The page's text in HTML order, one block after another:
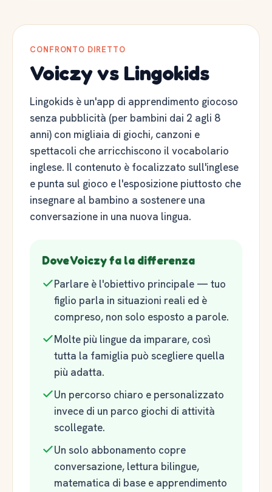
CONFRONTO DIRETTO
Voiczy vs Lingokids
Lingokids è un'app di apprendimento giocoso
senza pubblicità (per bambini dai 2 agli 8
anni) con migliaia di giochi, canzoni e
spettacoli che arricchiscono il vocabolario
inglese. Il contenuto è focalizzato sull'inglese
e punta sul gioco e l'esposizione piuttosto che
insegnare al bambino a sostenere una
conversazione in una nuova lingua.
Dove Voiczy fa la differenza
Parlare è l'obiettivo principale — tuo
figlio parla in situazioni reali ed è
compreso, non solo esposto a parole.
Molte più lingue da imparare, così
tutta la famiglia può scegliere quella
più adatta.
Un percorso chiaro e personalizzato
invece di un parco giochi di attività
scollegate.
Un solo abbonamento copre
conversazione, lettura bilingue,
matematica di base e apprendimento